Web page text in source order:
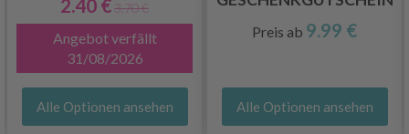
2.40 €3.70 €
Angebot verfällt
31/08/2026
Alle Optionen ansehen
Preis ab 9.99 €
Alle Optionen ansehen